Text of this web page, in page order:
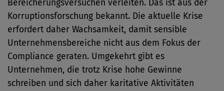
Bereicherungsversuchen verleiten. Das ist aus der
Korruptionsforschung bekannt. Die aktuelle Krise
erfordert daher Wachsamkeit, damit sensible
Unternehmensbereiche nicht aus dem Fokus der
Compliance geraten. Umgekehrt gibt es
Unternehmen, die trotz Krise hohe Gewinne
schreiben und sich daher karitative Aktivitäten